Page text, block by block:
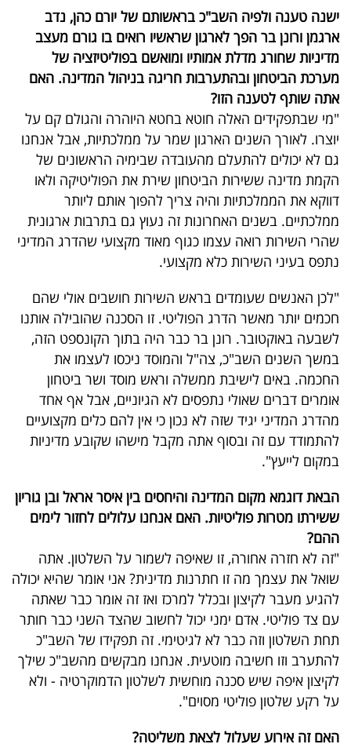
פרסמו
באייס
עקבו
אחרינו:
ישנה טענה ולפיה השב"כ בראשותם של יורם כהן, נדב
ארגמן ורונן בר הפך לארגון שראשיו רואים בו גורם מעצב
מדיניות שחורג מדלת אמותיו ומואשם בפוליטיזציה של
מערכת הביטחון ובהתערבות חריגה בניהול המדינה. האם
אתה שותף לטענה הזו?
"מי שבתפקידים האלה חוטא בחטא היוהרה והגולם קם על
יוצרו. לאורך השנים הארגון שמר על ממלכתיות, אבל אנחנו
גם לא יכולים להתעלם מהעובדה שבימיה הראשונים של
הקמת מדינה ששירות הביטחון שירת את הפוליטיקה ולאו
דווקא את הממלכתיות והיה צריך להפוך אותם ליותר
ממלכתיים. בשנים האחרונות זה נעוץ גם בתרבות ארגונית
שהרי השירות רואה עצמו כגוף מאוד מקצועי שהדרג המדיני
נתפס בעיני השירות כלא מקצועי.
"לכן האנשים שעומדים בראש השירות חושבים אולי שהם
חכמים יותר מאשר הדרג הפוליטי. זו הסכנה שהובילה אותנו
לשבעה באוקטובר. רונן בר כבר היה בתוך הקונספט הזה,
במשך השנים השב"כ, צה"ל והמוסד ניכסו לעצמו את
החכמה. באים לישיבת ממשלה וראש מוסד ושר ביטחון
אומרים דברים שאולי נתפסים לא הגיוניים, אבל אף אחד
מהדרג המדיני יגיד שזה לא נכון כי אין להם כלים מקצועיים
להתמודד עם זה ובסוף אתה מקבל מישהו שקובע מדיניות
במקום לייעץ".
הבאת דוגמא מקום המדינה והיחסים בין איסר אראל ובן גוריון
ששירתו מטרות פוליטיות. האם אנחנו עלולים לחזור לימים
ההם?
"זה לא חזרה אחורה, זו שאיפה לשמור על השלטון. אתה
שואל את עצמך מה זו חתרנות מדינית? אני אומר שהיא יכולה
להגיע מעבר לקיצון ובכלל למרכז ואז זה אומר כבר שאתה
עם צד פוליטי. אדם ימני יכול לחשוב שהצד השני כבר חותר
תחת השלטון וזה כבר לא לגיטימי. זה תפקידו של השב"כ
להתערב וזו חשיבה מוטעית. אנחנו מבקשים מהשב"כ שילך
לקיצון איפה שיש סכנה מוחשית לשלטון הדמוקרטיה - ולא
על רקע שלטון פוליטי מסוים".
האם זה אירוע שעלול לצאת משליטה?